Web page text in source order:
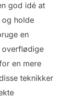
god idé at
og holde
en
overflødige
en mere
teknikker